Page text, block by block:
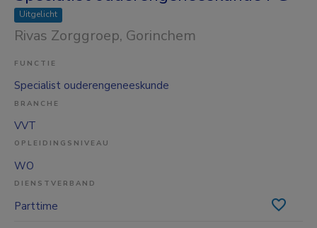
Uitgelicht
Rivas Zorggroep, Gorinchem
FUNCTIE
Specialist ouderengeneeskunde
BRANCHE
VVT
OPLEIDINGSNIVEAU
WO
DIENSTVERBAND
Parttime